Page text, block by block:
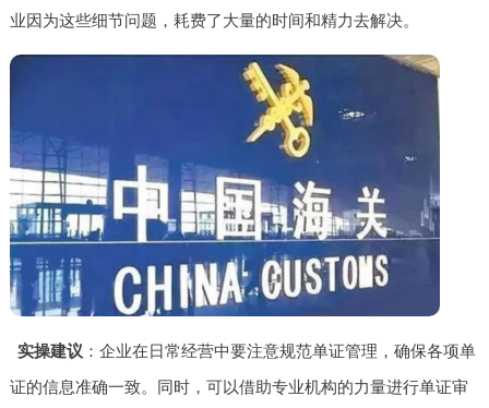
业因为这些细节问题，耗费了大量的时间和精力去解决。
实操建议 ：企业在日常经营中要注意规范单证管理，确保各项单
证的信息准确一致。同时，可以借助专业机构的力量进行单证审